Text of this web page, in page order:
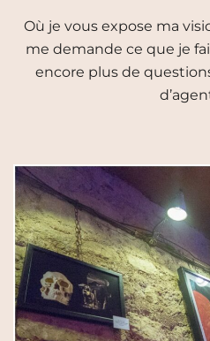
Où je vous expose ma
me demande ce que je
encore plus de